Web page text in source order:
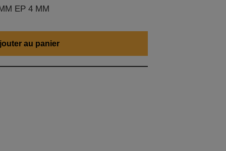
EP 4 MM
au panier